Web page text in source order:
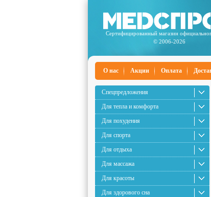
Сертифицированный магазин
© 2006-2026
О нас Акции Оплата
Спецпредложения
Для тепла и комфорта
Для похудения
Для спорта
Для отдыха
Для массажа
Для красоты
Для здорового сна